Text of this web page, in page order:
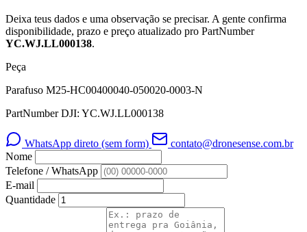
Deixa teus dados e uma observação se precisar. A gente confirma
disponibilidade, prazo e preço atualizado pro PartNumber
YC.WJ.LL000138.
Peça
Parafuso M25-HC00400040-050020-0003-N
PartNumber DJI: YC.WJ.LL000138
WhatsApp direto (sem form)
contato@dronesense.com.br
Nome
Telefone / WhatsApp
E-mail
Quantidade